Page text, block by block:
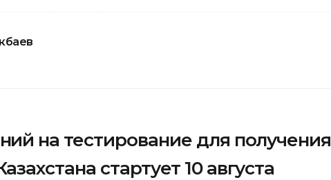
на тестирование для получения
стартует 10 августа